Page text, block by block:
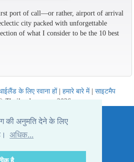
की अनुमति देने के लिए
अधिक...
port of call—or rather, airport of arrival
city packed with unforgettable
of what I consider to be the 10 best
के लिए रवाना हों| हमारे बारे में| साइटमैप
Thailandee.com - 2026